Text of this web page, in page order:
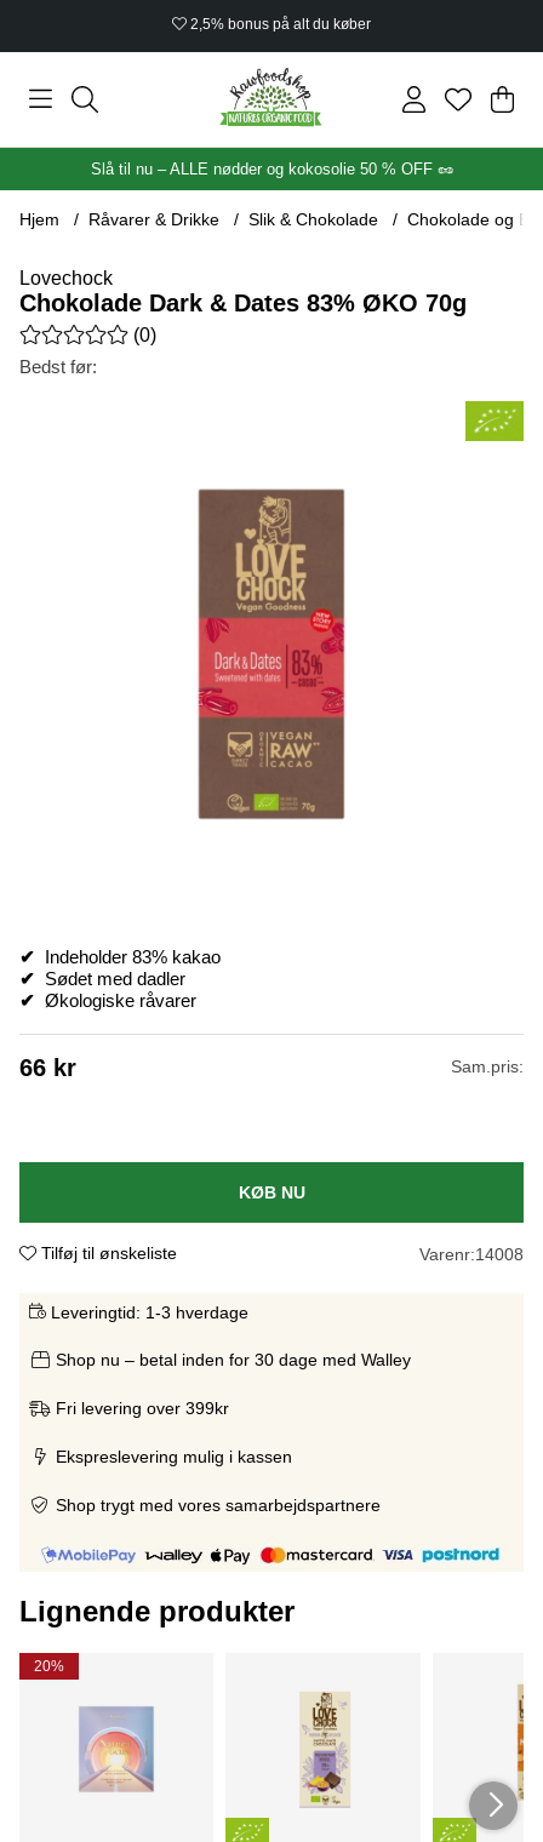
2,5% bonus på alt du køber
.
Slå til nu – ALLE nødder og kokosolie 50 % OFF 🥜
Hjem Råvarer & Drikke Slik & Chokolade Chokolade og
Lovechock
Chokolade Dark & Dates 83% ØKO 70g
Gennemsnitlig vurdering 0 ud af 5 Antal vurderinger 0
(0)
Bedst før:
✔ Indeholder 83% kakao
✔ Sødet med dadler
✔ Økologiske råvarer
66 kr Sam.pris:
KØB NU
Tilføj til ønskeliste Varenr:14008
Leveringtid: 1-3 hverdage
Shop nu – betal inden for 30 dage med Walley
Fri levering over 399kr
Ekspreslevering mulig i kassen
Shop trygt med vores samarbejdspartnere
Lignende produkter
20%